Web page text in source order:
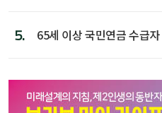
5. 65세 이상 국민연금 수급